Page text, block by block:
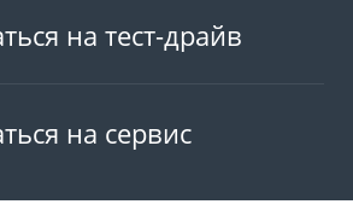
на тест-драйв
на сервис